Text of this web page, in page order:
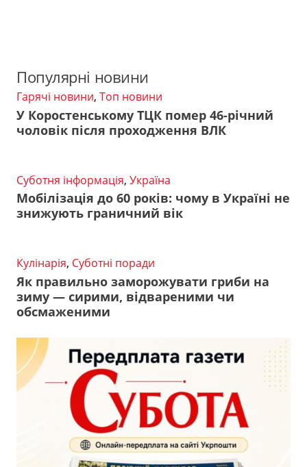
Популярні новини
Гарячі новини, Топ новини
У Коростенському ТЦК помер 46-річний
чоловік після проходження ВЛК
Суботня інформація, Україна
Мобілізація до 60 років: чому в Україні не
знижують граничний вік
Кулінарія, Суботні поради
Як правильно заморожувати гриби на
зиму — сирими, відвареними чи
обсмаженими